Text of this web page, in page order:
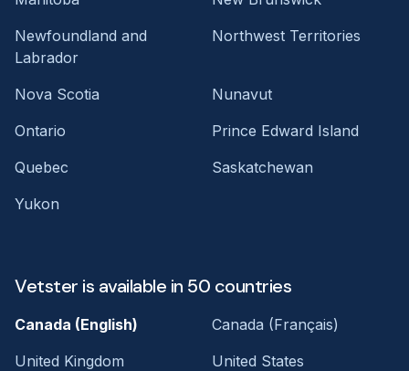
Newfoundland and
Labrador
Northwest Territories
Nova Scotia
Nunavut
Ontario
Prince Edward Island
Quebec
Saskatchewan
Yukon
Vetster is available in 50 countries
Canada (English)
Canada (Français)
United Kingdom
United States